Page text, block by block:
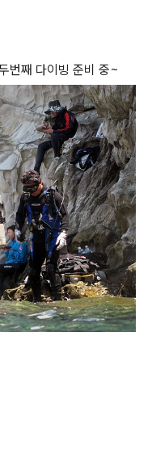
번째 다이빙 준비 중~